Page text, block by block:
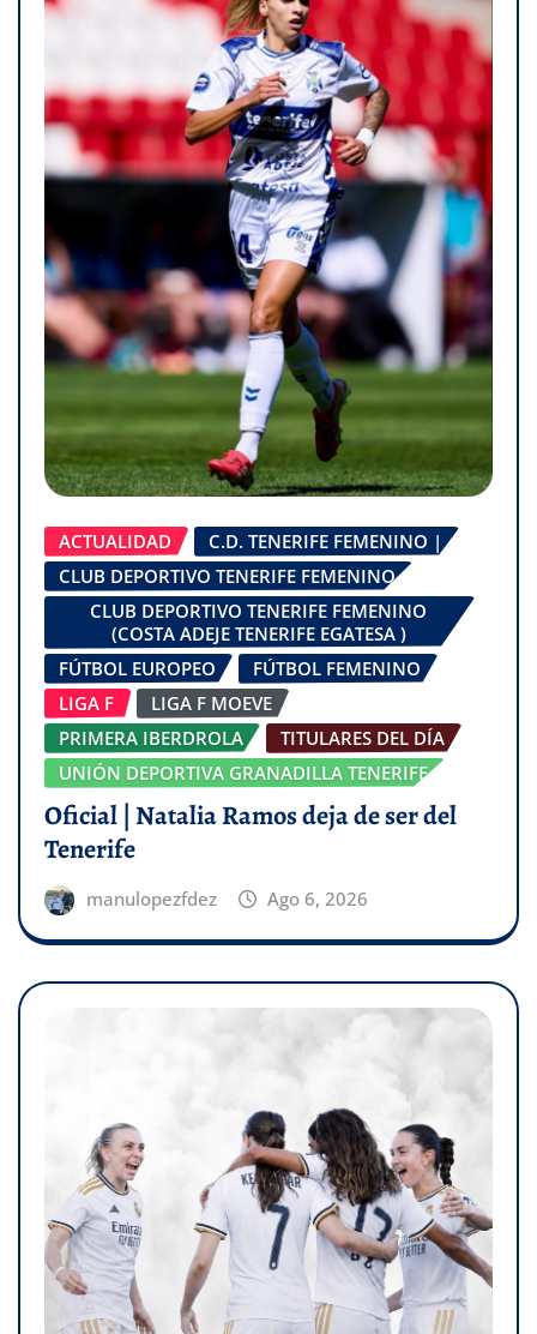
ACTUALIDAD
C.D. TENERIFE FEMENINO |
CLUB DEPORTIVO TENERIFE FEMENINO
CLUB DEPORTIVO TENERIFE FEMENINO
(COSTA ADEJE TENERIFE EGATESA )
FÚTBOL EUROPEO
FÚTBOL FEMENINO
LIGA F
LIGA F MOEVE
PRIMERA IBERDROLA
TITULARES DEL DÍA
UNIÓN DEPORTIVA GRANADILLA TENERIFE
Oficial | Natalia Ramos deja de ser del
Tenerife
manulopezfdez Ago 6, 2026